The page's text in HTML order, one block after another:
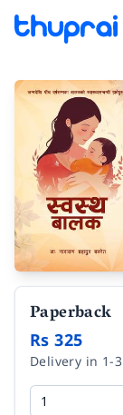
Paperback
Rs 325
Delivery in 1-